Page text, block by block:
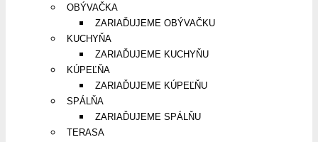
OBÝVAČKA
ZARIAĎUJEME OBÝVAČKU
KUCHYŇA
ZARIAĎUJEME KUCHYŇU
KÚPEĽŇA
ZARIAĎUJEME KÚPEĽŇU
SPÁLŇA
ZARIAĎUJEME SPÁLŇU
TERASA